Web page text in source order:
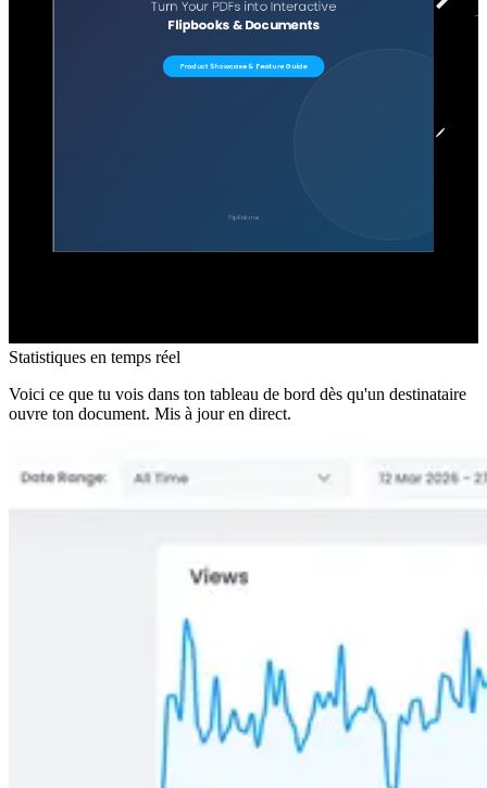
Statistiques en temps réel
Voici ce que tu vois dans ton tableau de bord dès qu'un destinataire
ouvre ton document. Mis à jour en direct.